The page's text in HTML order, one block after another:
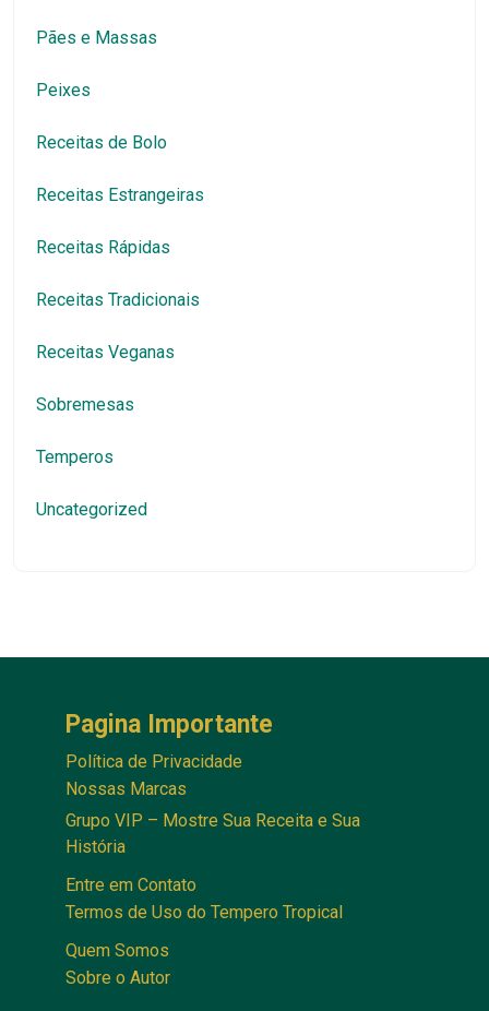
Pães e Massas
Peixes
Receitas de Bolo
Receitas Estrangeiras
Receitas Rápidas
Receitas Tradicionais
Receitas Veganas
Sobremesas
Temperos
Uncategorized
Pagina Importante
Política de Privacidade
Nossas Marcas
Grupo VIP – Mostre Sua Receita e Sua
História
Entre em Contato
Termos de Uso do Tempero Tropical
Quem Somos
Sobre o Autor